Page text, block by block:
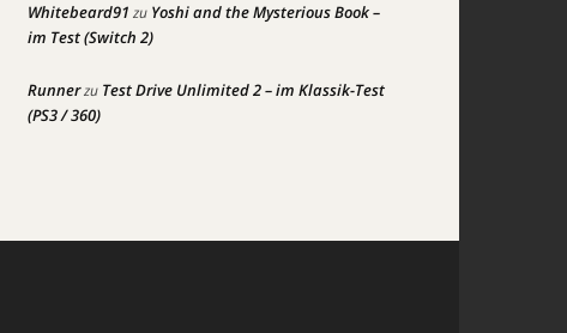
Whitebeard91 zu Yoshi and the Mysterious Book –
im Test (Switch 2)
Runnerzu Test Drive Unlimited 2 – im Klassik-Test
(PS3 / 360)